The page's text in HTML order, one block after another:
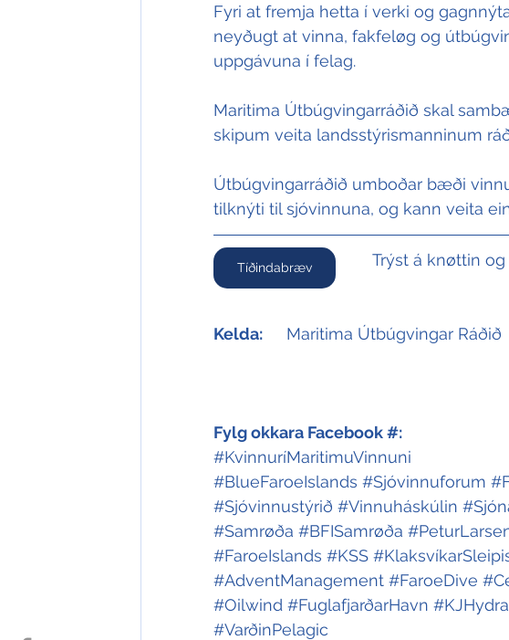
Fyri at fremja hetta í verki og
neyðugt at vinna, fakfeløg og
uppgávuna í felag.
Maritima Útbúgvingarráðið skal
skipum veita landsstýrismanninum
Útbúgvingarráðið umboðar bæði
tilknýti til sjóvinnuna, og kann veita
Tíðindabræv Trýst á knøttin
Kelda: Maritima Útbúgvingar Ráðið
Fylg okkara Facebook #:
#KvinnuríMaritimuVinnuni
#BlueFaroeIslands #Sjóvinnuforum
#Sjóvinnustýrið #Vinnuháskúlin
#Samrøða #BFISamrøða
#FaroeIslands #KSS
#AdventManagement #FaroeDive
#Oilwind #FuglafjarðarHavn
#VarðinPelagic